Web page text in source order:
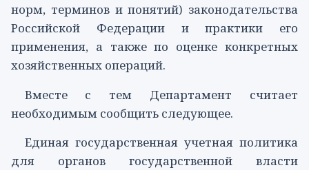
норм, терминов и понятий) законодательства
Российской Федерации и практики его
применения, а также по оценке конкретных
хозяйственных операций.
Вместе с тем Департамент считает
необходимым сообщить следующее.
Единая государственная учетная политика
для органов государственной власти